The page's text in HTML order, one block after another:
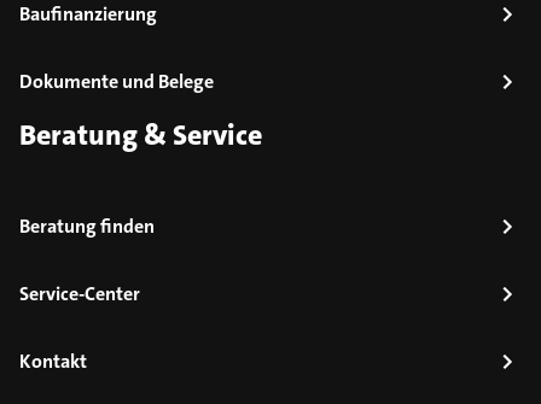
Baufinanzierung
Dokumente und Belege
Beratung & Service
Beratung finden
Service-Center
Kontakt